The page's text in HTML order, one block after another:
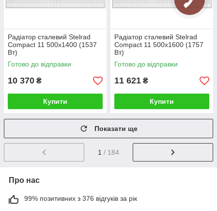
Радіатор сталевий Stelrad
Compact 11 500x1400 (1537
Вт)
Готово до відправки
10 370 ₴
Купити
Радіатор сталевий Stelrad
Compact 11 500x1600 (1757
Вт)
Готово до відправки
11 621 ₴
Купити
Показати ще
1 / 184
Про нас
99% позитивних з 376 відгуків за рік